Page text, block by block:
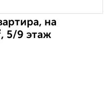
на
5/9 этаж